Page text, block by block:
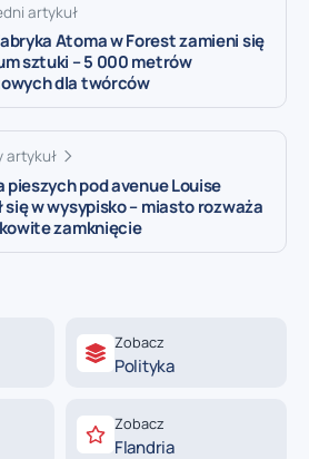
artykuł
Atoma w Forest zamieni się
sztuki – 5 000 metrów
dla twórców
artykuł
pieszych pod avenue Louise
się w wysypisko – miasto rozważa
zamknięcie
Zobacz
Polityka
Zobacz
Flandria